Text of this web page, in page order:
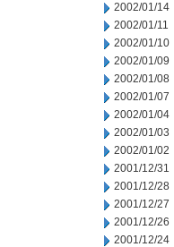
2002/01/14
2002/01/11
2002/01/10
2002/01/09
2002/01/08
2002/01/07
2002/01/04
2002/01/03
2002/01/02
2001/12/31
2001/12/28
2001/12/27
2001/12/26
2001/12/24